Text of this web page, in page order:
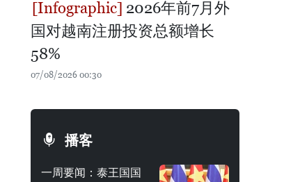
2026年前7月外
国对越南注册投资总额增长
58%
07/08/2026 00:30
播客
一周要闻：泰王国国